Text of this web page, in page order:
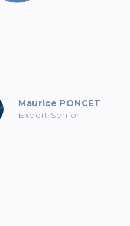
Maurice PONCET
Expert Senior